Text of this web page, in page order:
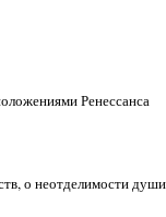
Ренессанса
о неотделимости